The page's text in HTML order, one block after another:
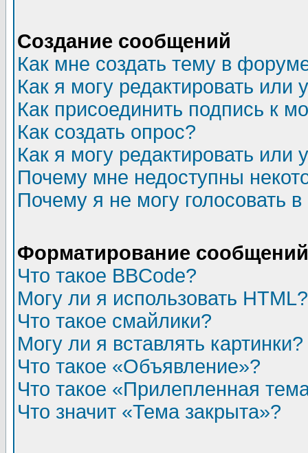
Создание сообщений
Как мне создать тему в
Как я могу редактировать или
Как присоединить подпись к
Как создать опрос?
Как я могу редактировать или
Почему мне недоступны
Почему я не могу голосовать
Форматирование
Что такое BBCode?
Могу ли я использовать HTML?
Что такое смайлики?
Могу ли я вставлять картинки?
Что такое «Объявление»?
Что такое «Прилепленная
Что значит «Тема закрыта»?